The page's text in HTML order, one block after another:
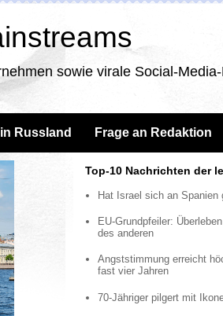
sowie virale Social-
Russland Frage an Redaktion
Top-10 Nachrichten der
Hat Israel sich an Spanien
EU-Grundpfeiler:
des anderen
Angststimmung erreicht
fast vier Jahren
70-Jähriger pilgert mit